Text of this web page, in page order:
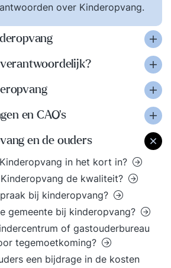
antwoorden over Kinderopvang.
en CAO’s
en de ouders
in het kort in?
de kwaliteit?
bij kinderopvang?
gemeente bij kinderopvang?
of gastouderbureau
tegemoetkoming?
een bijdrage in de kosten